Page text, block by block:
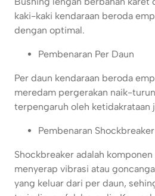
kaki-kaki kendaraan beroda
dengan optimal.
Pembenaran Per Daun
Per daun kendaraan beroda
meredam pergerakan naik-
terpengaruh oleh ketidakrataan
Pembenaran Shockbreaker
Shockbreaker adalah
menyerap vibrasi atau
yang keluar dari per daun,